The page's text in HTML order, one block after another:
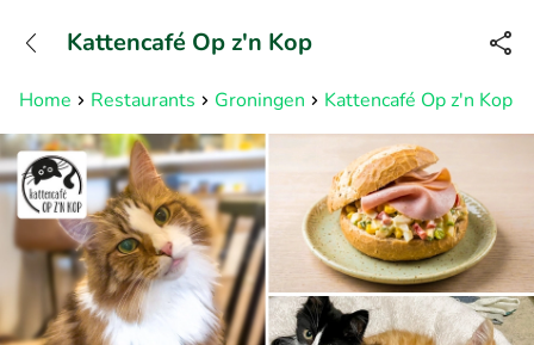
Bereikbaar tot 23:00 uur
Home Restaurants Groningen Kattencafé Op z'n Kop
Kattencafé Op z'n Kop